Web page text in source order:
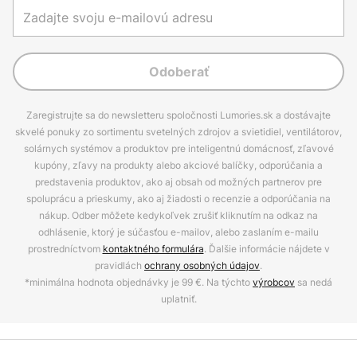
Odoberať
Zaregistrujte sa do newsletteru spoločnosti Lumories.sk a dostávajte
skvelé ponuky zo sortimentu svetelných zdrojov a svietidiel, ventilátorov,
solárnych systémov a produktov pre inteligentnú domácnosť, zľavové
kupóny, zľavy na produkty alebo akciové balíčky, odporúčania a
predstavenia produktov, ako aj obsah od možných partnerov pre
spoluprácu a prieskumy, ako aj žiadosti o recenzie a odporúčania na
nákup. Odber môžete kedykoľvek zrušiť kliknutím na odkaz na
odhlásenie, ktorý je súčasťou e-mailov, alebo zaslaním e-mailu
prostredníctvom kontaktného formulára. Ďalšie informácie nájdete v
pravidlách ochrany osobných údajov.
*minimálna hodnota objednávky je 99 €. Na týchtovýrobcov sa nedá
uplatniť.